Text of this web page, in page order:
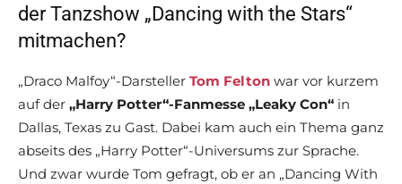
der Tanzshow „Dancing with the Stars“
mitmachen?
„Draco Malfoy“-Darsteller Tom Felton war vor kurzem
auf der „Harry Potter“-Fanmesse „Leaky Con“ in
Dallas, Texas zu Gast. Dabei kam auch ein Thema ganz
abseits des „Harry Potter“-Universums zur Sprache.
Und zwar wurde Tom gefragt, ob er an „Dancing With